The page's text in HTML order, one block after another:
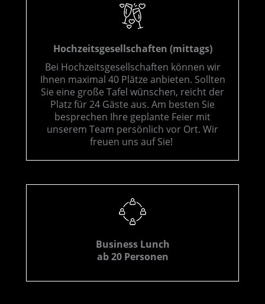
Hochzeitsgesellschaften (mittags)
Bei Hochzeitsgesellschaften können wir
Ihnen maximal 40 Plätze anbieten. Sollten
Sie eine große Tafel wünschen, reicht der
Platz für 24 Gäste aus. Am besten Sie
besprechen Ihre geplante Feier mit
unserem Team persönlich vor Ort. Wir
freuen uns auf Sie!
Business Lunch
ab 20 Personen